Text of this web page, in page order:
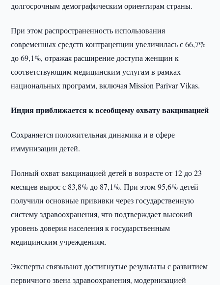
долгосрочным демографическим ориентирам страны.
При этом распространенность использования
современных средств контрацепции увеличилась с 66,7%
до 69,1%, отражая расширение доступа женщин к
соответствующим медицинским услугам в рамках
национальных программ, включая Mission Parivar Vikas.
Индия приближается к всеобщему охвату вакцинацией
Сохраняется положительная динамика и в сфере
иммунизации детей.
Полный охват вакцинацией детей в возрасте от 12 до 23
месяцев вырос с 83,8% до 87,1%. При этом 95,6% детей
получили основные прививки через государственную
систему здравоохранения, что подтверждает высокий
уровень доверия населения к государственным
медицинским учреждениям.
Эксперты связывают достигнутые результаты с развитием
первичного звена здравоохранения, модернизацией